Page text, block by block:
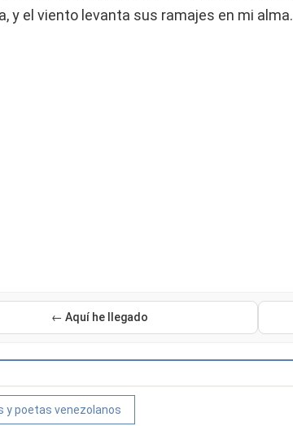
y el viento levanta sus ramajes en mi alma.
← Aquí he llegado
y poetas venezolanos